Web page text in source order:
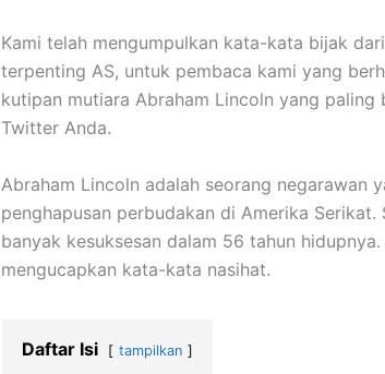
Kami telah mengumpulkan kata-kata bijak
terpenting AS, untuk pembaca kami yang
kutipan mutiara Abraham Lincoln yang paling
Twitter Anda.
Abraham Lincoln adalah seorang negarawan
penghapusan perbudakan di Amerika
banyak kesuksesan dalam 56 tahun
mengucapkan kata-kata nasihat.
Daftar Isi tampilkan